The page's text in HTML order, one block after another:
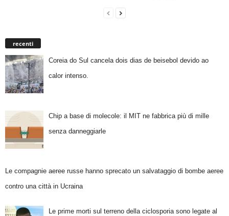
recenti
Coreia do Sul cancela dois dias de beisebol devido ao
calor intenso.
Chip a base di molecole: il MIT ne fabbrica più di mille
senza danneggiarle
Le compagnie aeree russe hanno sprecato un salvataggio di bombe aeree
contro una città in Ucraina
Le prime morti sul terreno della ciclosporia sono legate al